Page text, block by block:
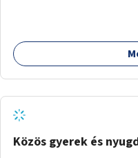
Közös gyerek és